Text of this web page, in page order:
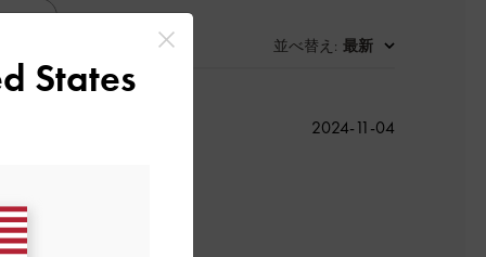
並べ替え : 最新
公
2024-11-04
States